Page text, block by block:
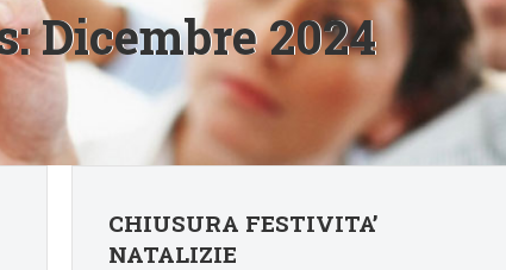
Dicembre 2024
CHIUSURA FESTIVITA’
NATALIZIE